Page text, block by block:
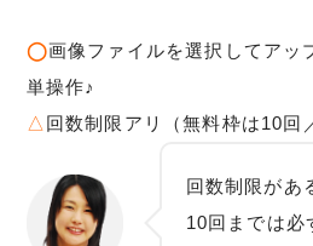
◯画像ファイルを選択してアッ
単操作♪
△ 回数制限アリ（無料枠は10回
回数制限があ
10回までは必